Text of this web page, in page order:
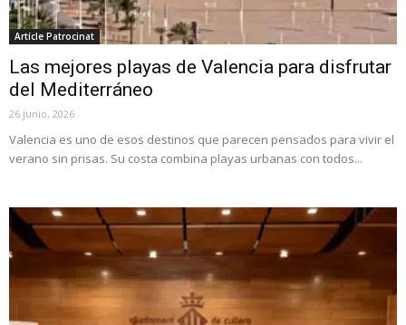
Artícle Patrocinat
Las mejores playas de Valencia para disfrutar
del Mediterráneo
26 junio, 2026
Valencia es uno de esos destinos que parecen pensados para vivir el
verano sin prisas. Su costa combina playas urbanas con todos...